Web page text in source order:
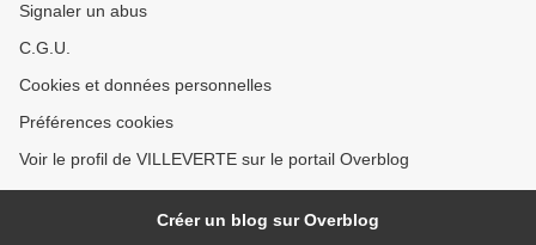
Signaler un abus
C.G.U.
Cookies et données personnelles
Préférences cookies
Voir le profil de VILLEVERTE sur le portail Overblog
Créer un blog sur Overblog